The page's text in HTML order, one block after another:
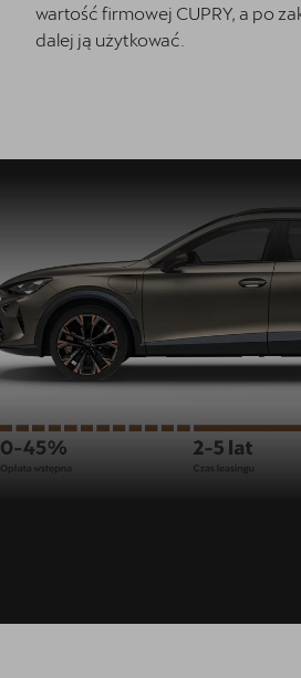
wartość firmowej CUPRY, a po
dalej ją użytkować.